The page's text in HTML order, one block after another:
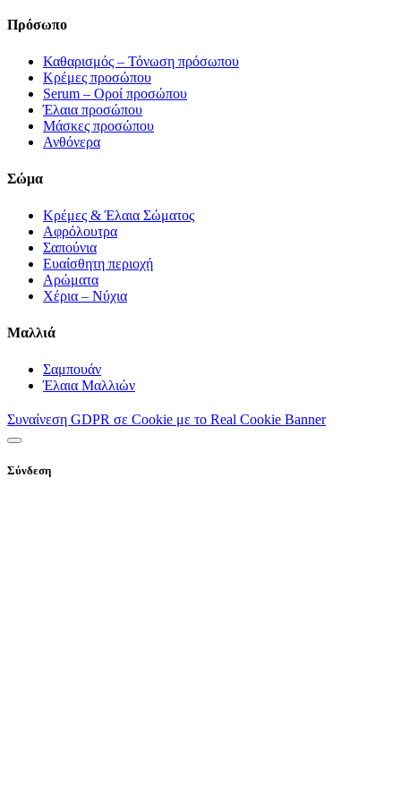
Πρόσωπο
Καθαρισμός – Τόνωση πρόσωπου
Κρέμες προσώπου
Serum – Οροί προσώπου
Έλαια προσώπου
Μάσκες προσώπου
Ανθόνερα
Σώμα
Κρέμες & Έλαια Σώματος
Αφρόλουτρα
Σαπούνια
Eυαίσθητη περιοχή
Αρώματα
Χέρια – Νύχια
Μαλλιά
Σαμπουάν
Έλαια Μαλλιών
Συναίνεση GDPR σε Cookie με το Real Cookie Banner
Σύνδεση